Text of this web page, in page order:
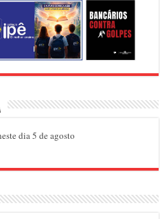
dia 5 de agosto